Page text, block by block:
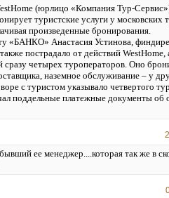
(юрлицо «Компания Тур-
туристские услуги у московских
произведенные бронирования.
«БАНКО» Анастасия Устинова,
пострадало от действий WestHome,
сразу четырех туроператоров. Оно
наземное обслуживание – у
с туристом указывало четвертого
поддельные платежные документы об
ее менеджер....которая так же в